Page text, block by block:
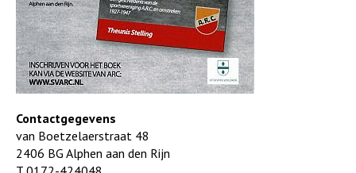
Contactgegevens
van Boetzelaerstraat 48
2406 BG Alphen aan den Rijn